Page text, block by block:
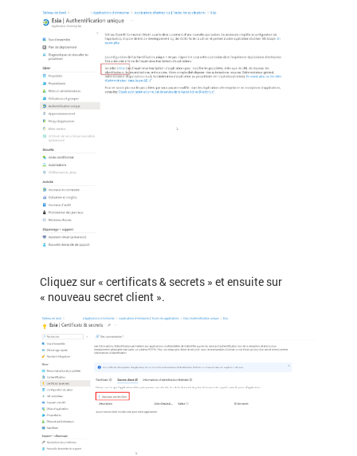
Cliquez sur « certificats & secrets » et ensuite sur
« nouveau secret client ».